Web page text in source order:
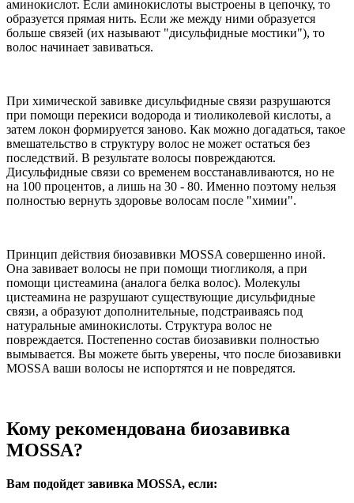
аминокислот. Если аминокислоты выстроены в цепочку, то
образуется прямая нить. Если же между ними образуется
больше связей (их называют "дисульфидные мостики"), то
волос начинает завиваться.
При химической завивке дисульфидные связи разрушаются
при помощи перекиси водорода и тиоликолевой кислоты, а
затем локон формируется заново. Как можно догадаться, такое
вмешательство в структуру волос не может остаться без
последствий. В результате волосы повреждаются.
Дисульфидные связи со временем восстанавливаются, но не
на 100 процентов, а лишь на 30 - 80. Именно поэтому нельзя
полностью вернуть здоровье волосам после "химии".
Принцип действия биозавивки MOSSA совершенно иной.
Она завивает волосы не при помощи тиогликоля, а при
помощи цистеамина (аналога белка волос). Молекулы
цистеамина не разрушают существующие дисульфидные
связи, а образуют дополнительные, подстраиваясь под
натуральные аминокислоты. Cтруктура волос не
повреждается. Постепенно состав биозавивки полностью
вымывается. Вы можете быть уверены, что после биозавивки
MOSSA ваши волосы не испортятся и не повредятся.
Кому рекомендована биозавивка
MOSSA?
Вам подойдет завивка MOSSA, если: